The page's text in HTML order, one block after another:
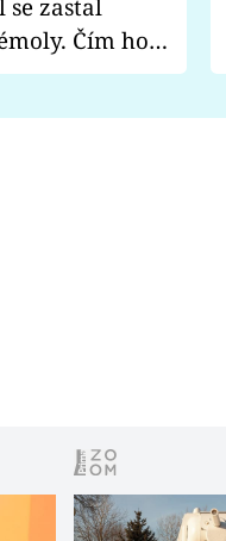
Čím ho